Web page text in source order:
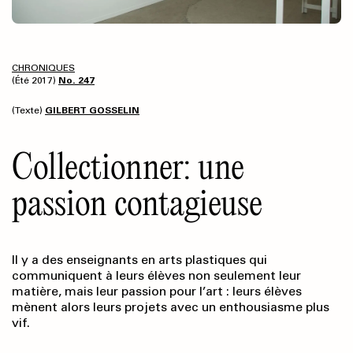
CHRONIQUES
(Été 2017) No. 247
(Texte) GILBERT GOSSELIN
Collectionner: une
passion contagieuse
Il y a des enseignants en arts plastiques qui
communiquent à leurs élèves non seulement leur
matière, mais leur passion pour l’art : leurs élèves
mènent alors leurs projets avec un enthousiasme plus
vif.